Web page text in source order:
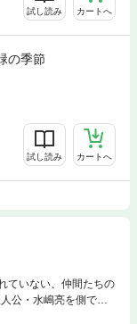
試し読み カートへ
の季節
試し読み カートへ
ていない、仲間たちの
公・水嶋亮を側で支
てきた松田航輝。主